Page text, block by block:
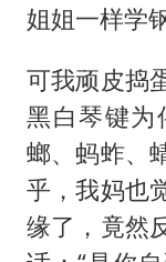
姐姐一样学
可我顽皮捣
黑白琴键为
螂、蚂蚱、
乎，我妈也
缘了，竟然